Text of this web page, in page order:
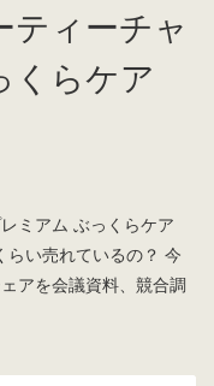
ィーチャ
くらケア
ミアム ぶっくらケア
い売れているの？ 今
アを会議資料、競合調